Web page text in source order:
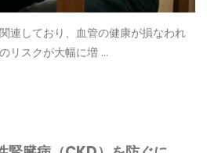
連しており、血管の健康が損なわれ
リスクが大幅に増 …